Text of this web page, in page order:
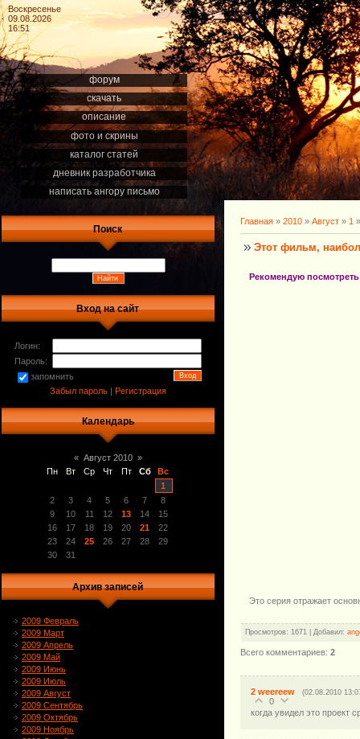
Воскресенье
09.08.2026
16:51
форум
скачать
описание
фото и скрины
каталог статей
дневник разработчика
написать ангору письмо
Поиск
Вход на сайт
Логин:
Пароль:
запомнить
Забыл пароль | Регистрация
Календарь
« Август 2010 »
Пн
Вт Ср Чт Пт Сб
Вс
1
2
3 4 5 6 7
8
9
10 11 12 13 14
15
16
17 18 19 20 21
22
23
24 25 26 27 28
29
30
31
Архив записей
2009 Февраль
2009 Март
2009 Апрель
2009 Май
2009 Июнь
2009 Июль
2009 Август
2009 Сентябрь
2009 Октябрь
2009 Ноябрь
Главная » 2010 » Август » 1
Этот фильм,
Рекомендую
Это серия отражает
Просмотров: 1671 Добавил:
Всего комментариев: 2
2 weereew (02.08.2010
0
когда увидел это проект